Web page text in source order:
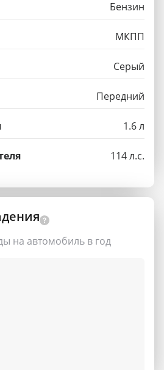
Бензин
МКПП
Серый
Передний
1.6 л
114 л.с.
на автомобиль в год